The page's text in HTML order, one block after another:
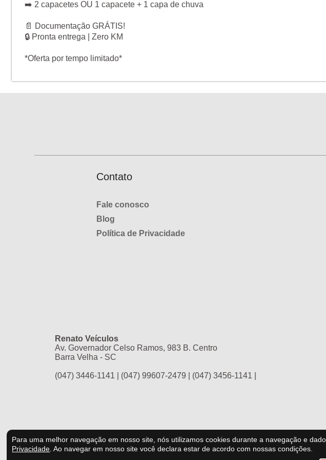
➡️ 2 capacetes OU 1 capacete + 1 capa de chuva
📄 Documentação GRÁTIS!
🔒 Pronta entrega | Zero KM
*Oferta por tempo limitado*
Contato
Fale conosco
Blog
Política de Privacidade
Renato Veículos
Av. Governador Celso Ramos, 983 B. Centro
Barra Velha - SC
(047) 3446-1141 (047) 99607-2479 (047) 3456-1141
Para uma melhor navegação em nosso site, nós utilizamos cookies durante a navegação e
Privacidade. Ao navegar em nosso site você declara estar de acordo com nossas condições.